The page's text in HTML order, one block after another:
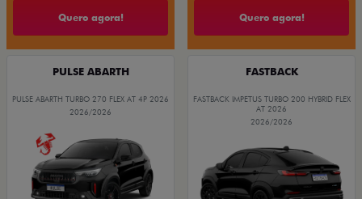
Quero agora! Quero agora!
PULSE ABARTH
PULSE ABARTH TURBO 270 FLEX AT 4P 2026
2026/2026
FASTBACK
FASTBACK IMPETUS TURBO 200 HYBRID FLEX
AT 2026
2026/2026